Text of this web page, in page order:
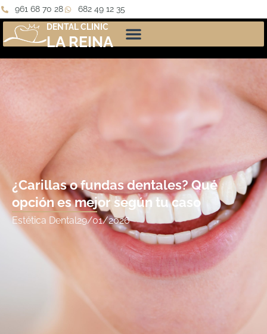
961 68 70 28
682 49 12 35
DENTAL CLINIC
LA REINA
¿Carillas o fundas dentales? Qué
opción es mejor según tu caso
Estética Dental29/01/2026